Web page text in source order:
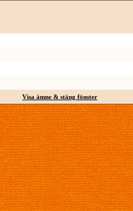
Visa ämne & stäng fönster